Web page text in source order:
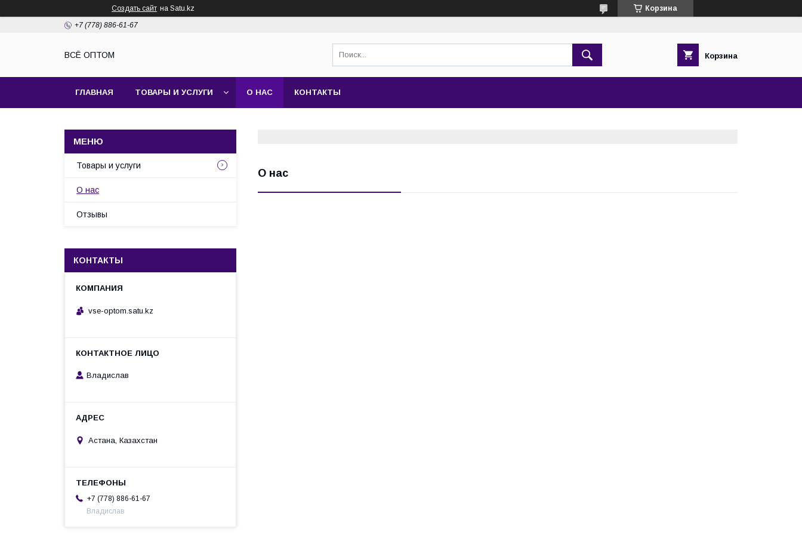
Создать сайт на Satu.kz Корзина
+7 (778) 886-61-67
ВСЁ ОПТОМ Корзина
ГЛАВНАЯ ТОВАРЫ И УСЛУГИ О НАС КОНТАКТЫ
О нас
Товары и услуги
О нас
Отзывы
КОНТАКТЫ
vse-optom.satu.kz
Владислав
Астана, Казахстан
+7 (778) 886-61-67
Владислав